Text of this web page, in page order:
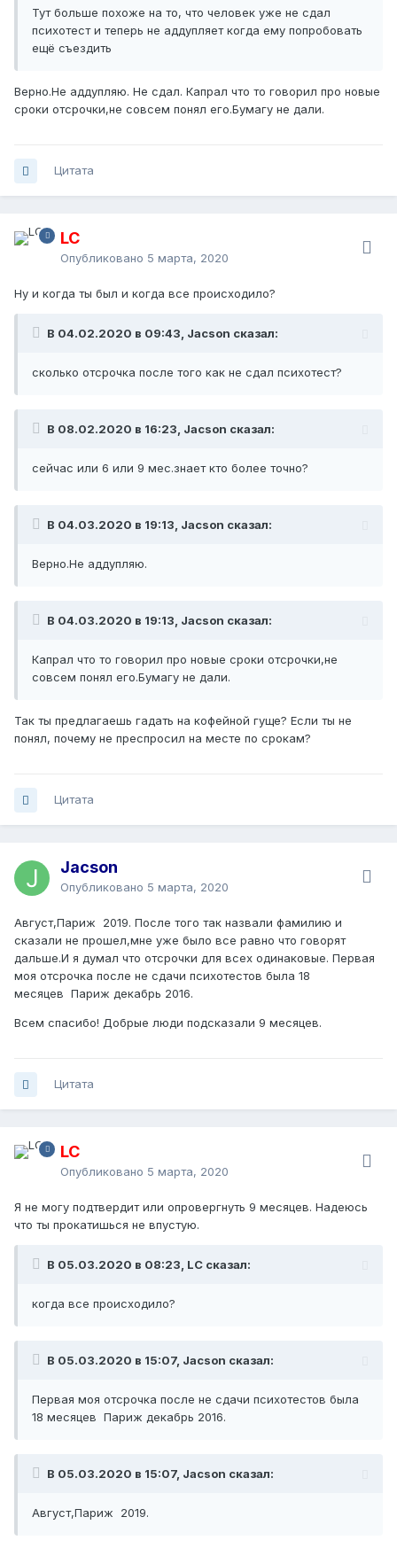
Тут больше похоже на то, что человек уже не сдал
психотест и теперь не аддупляет когда ему попробовать
ещё съездить
Верно.Не аддупляю. Не сдал. Капрал что то говорил про новые
сроки отсрочки,не совсем понял его.Бумагу не дали.
Цитата
LC
Опубликовано 5 марта, 2020
Ну и когда ты был и когда все происходило?
В 04.02.2020 в 09:43, Jacson сказал:
сколько отсрочка после того как не сдал психотест?
В 08.02.2020 в 16:23, Jacson сказал:
сейчас или 6 или 9 мес.знает кто более точно?
В 04.03.2020 в 19:13, Jacson сказал:
Верно.Не аддупляю.
В 04.03.2020 в 19:13, Jacson сказал:
Капрал что то говорил про новые сроки отсрочки,не
совсем понял его.Бумагу не дали.
Так ты предлагаешь гадать на кофейной гуще? Если ты не
понял, почему не преспросил на месте по срокам?
Цитата
Jacson
Опубликовано 5 марта, 2020
Август,Париж 2019. После того так назвали фамилию и
сказали не прошел,мне уже было все равно что говорят
дальше.И я думал что отсрочки для всех одинаковые. Первая
моя отсрочка после не сдачи психотестов была 18
месяцев Париж декабрь 2016.
Всем спасибо! Добрые люди подсказали 9 месяцев.
Цитата
LC
Опубликовано 5 марта, 2020
Я не могу подтвердит или опровергнуть 9 месяцев. Надеюсь
что ты прокатишься не впустую.
В 05.03.2020 в 08:23, LC сказал:
когда все происходило?
В 05.03.2020 в 15:07, Jacson сказал:
Первая моя отсрочка после не сдачи психотестов была
18 месяцев Париж декабрь 2016.
В 05.03.2020 в 15:07, Jacson сказал:
Август,Париж 2019.